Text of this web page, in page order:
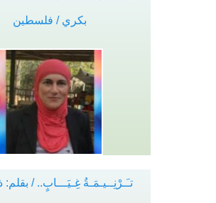
بكري / فلسطين
تـَـرْنِــيـمَـةُ غِـيَـــابٍ.. /